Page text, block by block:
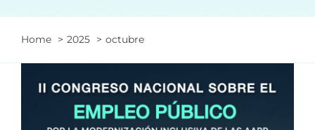
Agenda
Ponentes
Inscripciones
Home 2025 octubre